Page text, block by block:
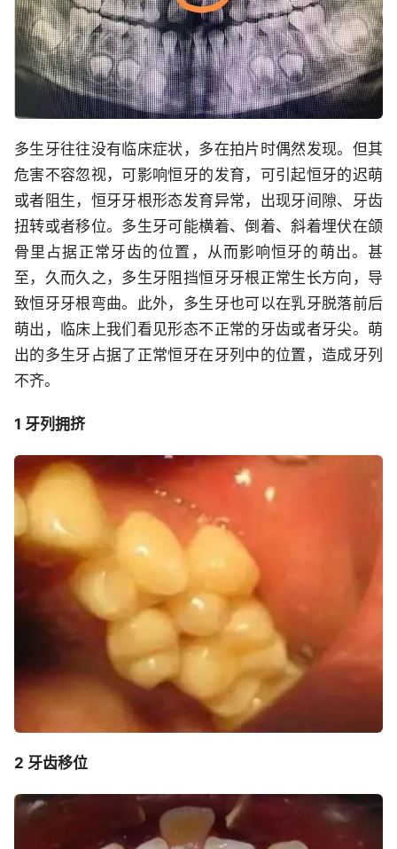
多生牙往往没有临床症状，多在拍片时偶然发现。但其
危害不容忽视，可影响恒牙的发育，可引起恒牙的迟萌
或者阻生，恒牙牙根形态发育异常，出现牙间隙、牙齿
扭转或者移位。多生牙可能横着、倒着、斜着埋伏在颌
骨里占据正常牙齿的位置，从而影响恒牙的萌出。甚
至，久而久之，多生牙阻挡恒牙牙根正常生长方向，导
致恒牙牙根弯曲。此外，多生牙也可以在乳牙脱落前后
萌出，临床上我们看见形态不正常的牙齿或者牙尖。萌
出的多生牙占据了正常恒牙在牙列中的位置，造成牙列
不齐。
1 牙列拥挤
2 牙齿移位